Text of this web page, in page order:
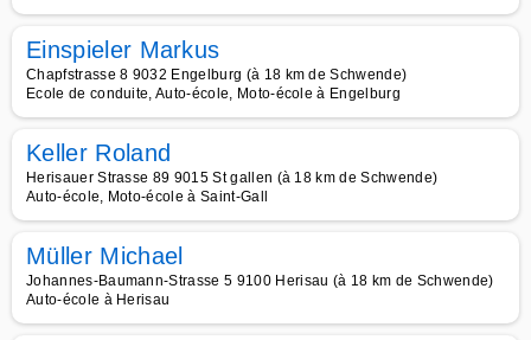
Einspieler Markus
Chapfstrasse 8 9032 Engelburg (à 18 km de Schwende)
Ecole de conduite, Auto-école, Moto-école à Engelburg
Keller Roland
Herisauer Strasse 89 9015 St gallen (à 18 km de Schwende)
Auto-école, Moto-école à Saint-Gall
Müller Michael
Johannes-Baumann-Strasse 5 9100 Herisau (à 18 km de Schwende)
Auto-école à Herisau